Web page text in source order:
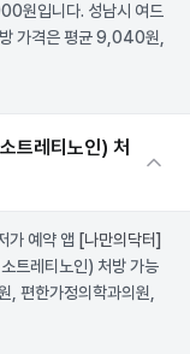
원입니다. 성남시 여드
가격은 평균 9,040원,
트레티노인) 처
가 예약 앱 [나만의닥터]
트레티노인) 처방 가능
, 편한가정의학과의원,